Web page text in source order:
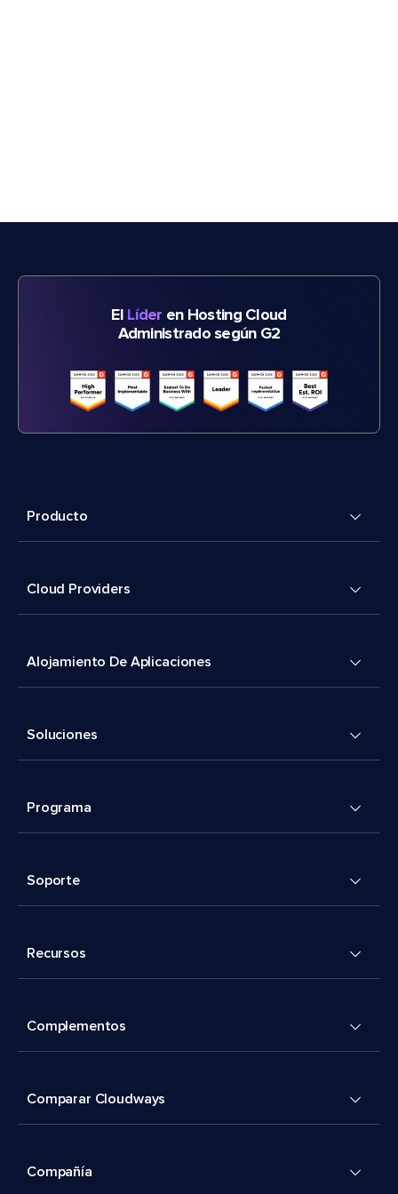
El Líder en Hosting Cloud
Administrado según G2
Producto
Cloud Providers
Alojamiento De Aplicaciones
Soluciones
Programa
Soporte
Recursos
Complementos
Comparar Cloudways
Compañía